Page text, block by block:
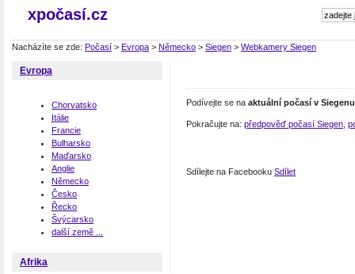
xpočasí.cz
Nacházíte se zde: Počasí > Evropa > Německo > Siegen > Webkamery Siegen
Evropa
Chorvatsko
Itálie
Francie
Bulharsko
Maďarsko
Anglie
Německo
Česko
Řecko
Švýcarsko
další země ...
Afrika
Podívejte se na aktuální počasí v Siegenu
Pokračujte na: předpověď počasí Siegen
Sdílejte na Facebooku Sdílet